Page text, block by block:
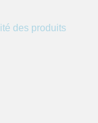
des produits